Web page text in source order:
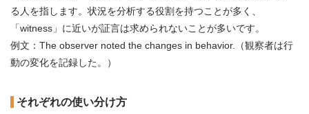
る人を指します。状況を分析する役割を持つことが多く、
「witness」に近いが証言は求められないことが多いです。
例文：The observer noted the changes in behavior.（観察者は行
動の変化を記録した。）
それぞれの使い分け方